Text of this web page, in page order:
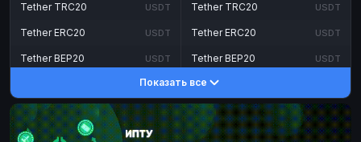
Tether TRC20 USDT
Tether ERC20 USDT
Tether BEP20 USDT
DASH
Toncoin TON
Dogecoin DOGE
Tether TRC20 USDT
Tether ERC20 USDT
Tether BEP20 USDT
DASH
Toncoin TON
Dogecoin DOGE
Показать все